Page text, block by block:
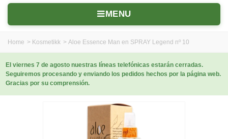
MENU
Home > Kosmetikk > Aloe Essence Man en SPRAY Legend nº 10
El viernes 7 de agosto nuestras líneas telefónicas estarán cerradas.
Seguiremos procesando y enviando los pedidos hechos por la página web.
Gracias por su comprensión.